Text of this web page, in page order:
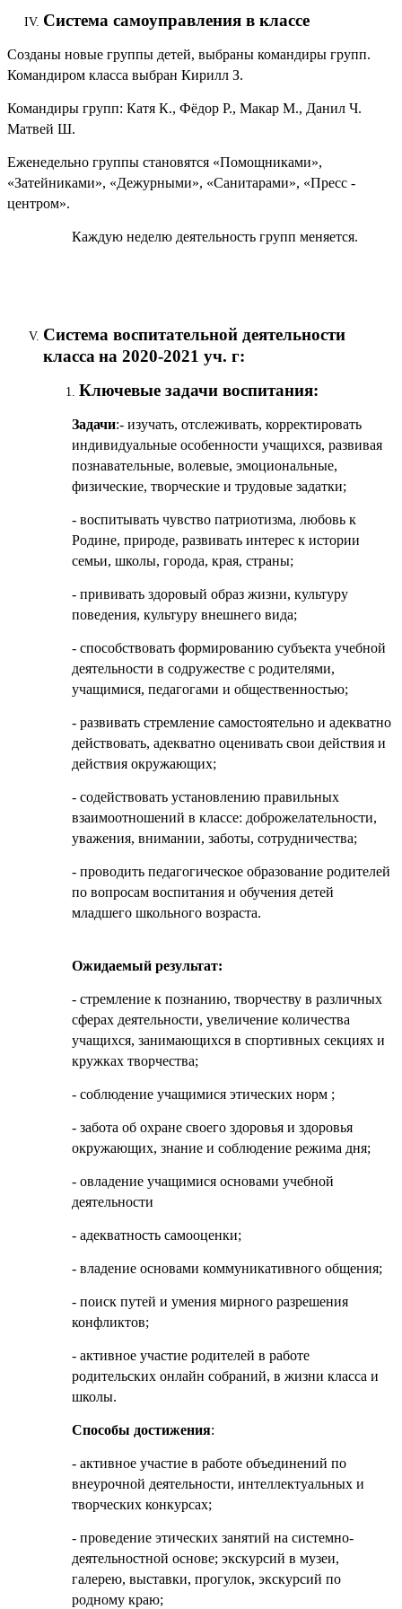
Система самоуправления в классе
Созданы новые группы детей, выбраны командиры групп.
Командиром класса выбран Кирилл З.
Командиры групп: Катя К., Фёдор Р., Макар М., Данил Ч.
Матвей Ш.
Еженедельно группы становятся «Помощниками»,
«Затейниками», «Дежурными», «Санитарами», «Пресс -
центром».
Каждую неделю деятельность групп меняется.
Система воспитательной деятельности
классана 2020-2021 уч. г:
Ключевые задачи воспитания:
Задачи:- изучать, отслеживать, корректировать
индивидуальные особенности учащихся, развивая
познавательные, волевые, эмоциональные,
физические, творческие и трудовые задатки;
- воспитывать чувство патриотизма, любовь к
Родине, природе, развивать интерес к истории
семьи, школы, города, края, страны;
- прививать здоровый образ жизни, культуру
поведения, культуру внешнего вида;
- способствовать формированию субъекта учебной
деятельности в содружестве с родителями,
учащимися, педагогами и общественностью;
- развивать стремление самостоятельно и адекватно
действовать, адекватно оценивать свои действия и
действия окружающих;
- содействовать установлению правильных
взаимоотношений в классе: доброжелательности,
уважения, внимании, заботы, сотрудничества;
- проводить педагогическое образование родителей
по вопросам воспитания и обучения детей
младшего школьного возраста.
Ожидаемый результат:
- стремление к познанию, творчеству в различных
сферах деятельности, увеличение количества
учащихся, занимающихся в спортивных секциях и
кружках творчества;
- соблюдение учащимися этических норм ;
- забота об охране своего здоровья и здоровья
окружающих, знание и соблюдение режима дня;
- овладение учащимися основами учебной
деятельности
- адекватность самооценки;
- владение основами коммуникативного общения;
- поиск путей и умения мирного разрешения
конфликтов;
- активное участие родителей в работе
родительских онлайн собраний, в жизни класса и
школы.
Способы достижения:
- активное участие в работе объединений по
внеурочной деятельности, интеллектуальных и
творческих конкурсах;
- проведение этических занятий на системно-
деятельностной основе; экскурсий в музеи,
галерею, выставки, прогулок, экскурсий по
родному краю;